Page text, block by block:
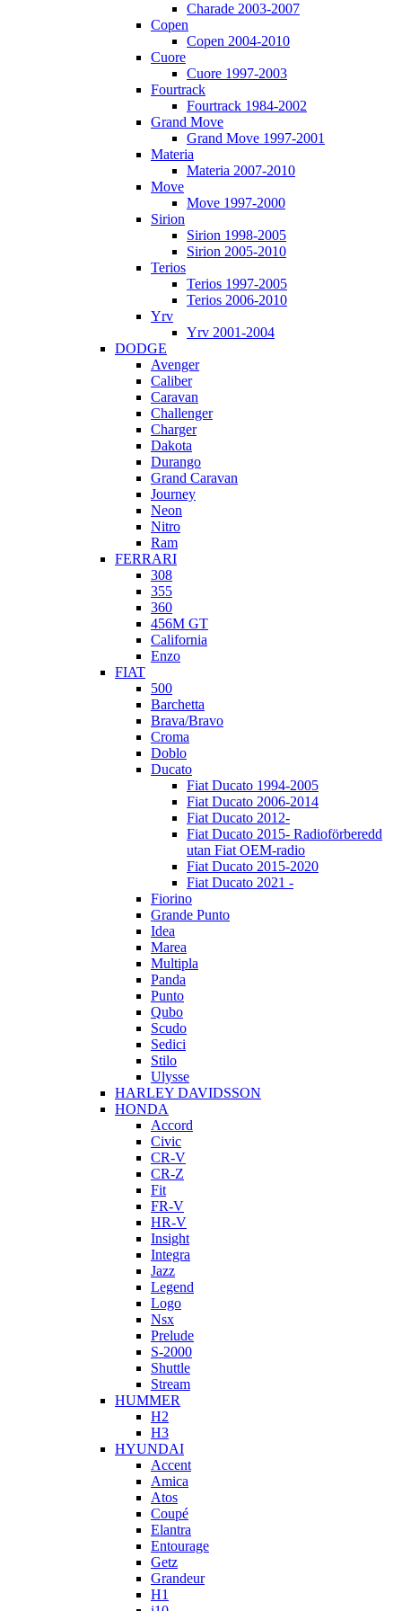
Charade 2003-2007
Copen
Copen 2004-2010
Cuore
Cuore 1997-2003
Fourtrack
Fourtrack 1984-2002
Grand Move
Grand Move 1997-2001
Materia
Materia 2007-2010
Move
Move 1997-2000
Sirion
Sirion 1998-2005
Sirion 2005-2010
Terios
Terios 1997-2005
Terios 2006-2010
Yrv
Yrv 2001-2004
DODGE
Avenger
Caliber
Caravan
Challenger
Charger
Dakota
Durango
Grand Caravan
Journey
Neon
Nitro
Ram
FERRARI
308
355
360
456M GT
California
Enzo
FIAT
500
Barchetta
Brava/Bravo
Croma
Doblo
Ducato
Fiat Ducato 1994-2005
Fiat Ducato 2006-2014
Fiat Ducato 2012-
Fiat Ducato 2015- Radioförberedd
utan Fiat OEM-radio
Fiat Ducato 2015-2020
Fiat Ducato 2021 -
Fiorino
Grande Punto
Idea
Marea
Multipla
Panda
Punto
Qubo
Scudo
Sedici
Stilo
Ulysse
HARLEY DAVIDSSON
HONDA
Accord
Civic
CR-V
CR-Z
Fit
FR-V
HR-V
Insight
Integra
Jazz
Legend
Logo
Nsx
Prelude
S-2000
Shuttle
Stream
HUMMER
H2
H3
HYUNDAI
Accent
Amica
Atos
Coupé
Elantra
Entourage
Getz
Grandeur
H1